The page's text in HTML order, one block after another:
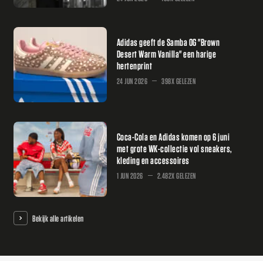
Adidas geeft de Samba OG "Brown
Desert Warm Vanilla" een harige
hertenprint
24 JUN 2026 398X GELEZEN
Coca-Cola en Adidas komen op 6 juni
met grote WK-collectie vol sneakers,
kleding en accessoires
1 JUN 2026 2.482X GELEZEN
Bekijk alle artikelen